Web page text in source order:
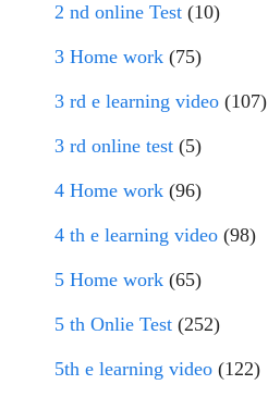
2 nd online Test (10)
3 Home work (75)
3 rd e learning video (107)
3 rd online test (5)
4 Home work (96)
4 th e learning video (98)
5 Home work (65)
5 th Onlie Test (252)
5th e learning video (122)